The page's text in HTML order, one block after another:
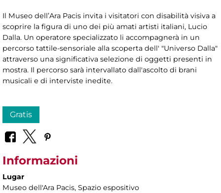
Il Museo dell’Ara Pacis invita i visitatori con disabilità visiva a
scoprire la figura di uno dei più amati artisti italiani, Lucio
Dalla. Un operatore specializzato li accompagnerà in un
percorso tattile-sensoriale alla scoperta dell' "Universo Dalla"
attraverso una significativa selezione di oggetti presenti in
mostra. Il percorso sarà intervallato dall'ascolto di brani
musicali e di interviste inedite.
Gratis
Informazioni
Lugar
Museo dell'Ara Pacis, Spazio espositivo